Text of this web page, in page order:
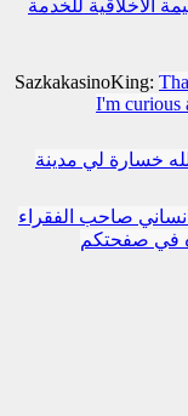
الأخلاقية للخدمة
SazkakasinoKing:
I'm curious
خسارة لي مدينة
صاحب الفقراء
في صفحتكم